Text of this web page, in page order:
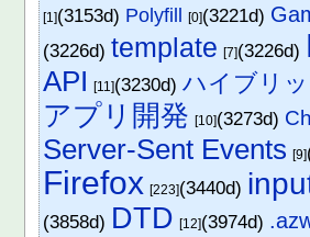
[1](3153d) Polyfill [0](3221d)
(3226d)template [7](3226d)
API [11](3230d)ハイブリ
アプリ開発 [10](3273d)
Server-Sent Events [9]
Firefox [223](3440d)
(3858d) DTD [12](3974d)